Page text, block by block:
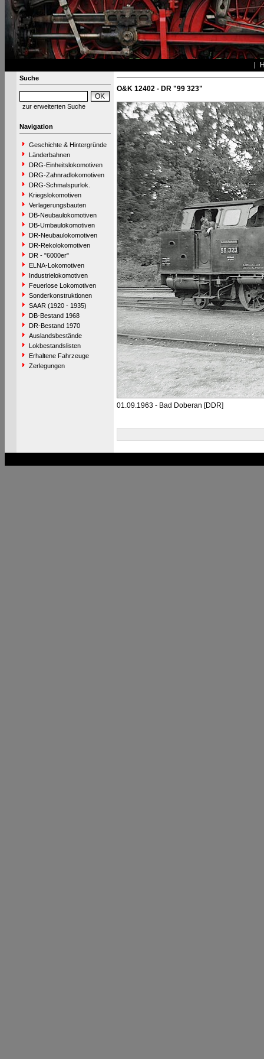
Suche
zur erweiterten Suche
Navigation
Geschichte & Hintergründe
Länderbahnen
DRG-Einheitslokomotiven
DRG-Zahnradlokomotiven
DRG-Schmalspurlok.
Kriegslokomotiven
Verlagerungsbauten
DB-Neubaulokomotiven
DB-Umbaulokomotiven
DR-Neubaulokomotiven
DR-Rekolokomotiven
DR - "6000er"
ELNA-Lokomotiven
Industrielokomotiven
Feuerlose Lokomotiven
Sonderkonstruktionen
SAAR (1920 - 1935)
DB-Bestand 1968
DR-Bestand 1970
Auslandsbestände
Lokbestandslisten
Erhaltene Fahrzeuge
Zerlegungen
O&K 12402 - DR "99 323"
01.09.1963 - Bad Doberan [DDR]